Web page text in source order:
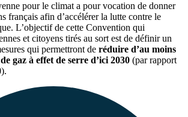
pour le climat a pour vocation de donner
français afin d’accélérer la lutte contre le
L’objectif de cette Convention qui
et citoyens tirés au sort est de définir un
qui permettront de réduire d’au moins
gaz à effet de serre d’ici 2030 (par rapport